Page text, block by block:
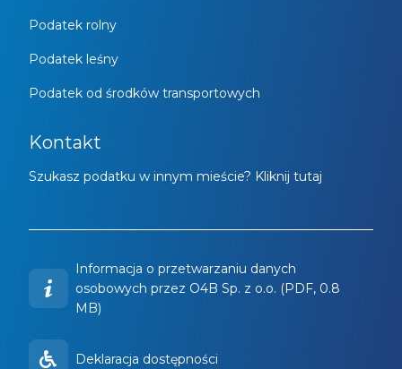
Podatek rolny
Podatek leśny
Podatek od środków transportowych
Kontakt
Szukasz podatku w innym mieście? Kliknij tutaj
Informacja o przetwarzaniu danych
osobowych przez O4B Sp. z o.o. (PDF, 0.8
MB)
Deklaracja dostępności